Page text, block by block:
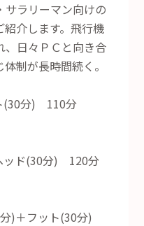
サラリーマン向けの
介します。飛行機
、日々ＰＣと向き合
制が長時間続く。
(30分) 110分
ッド(30分) 120分
)＋フット(30分)